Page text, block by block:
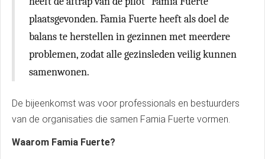
plaatsgevonden. Famia Fuerte heeft als doel de
balans te herstellen in gezinnen met meerdere
problemen, zodat alle gezinsleden veilig kunnen
samenwonen.
De bijeenkomst was voor professionals en bestuurders
van de organisaties die samen Famia Fuerte vormen.
Waarom Famia Fuerte?